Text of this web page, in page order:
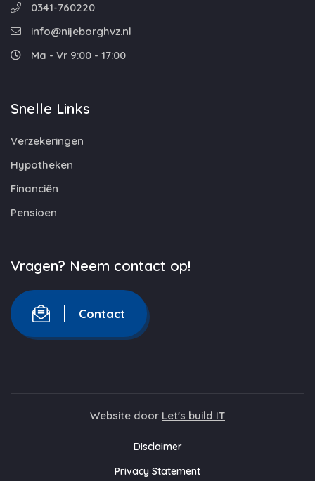
0341-760220
info@nijeborghvz.nl
Ma - Vr 9:00 - 17:00
Snelle Links
Verzekeringen
Hypotheken
Financiën
Pensioen
Vragen? Neem contact op!
Contact
Website door Let's build IT
Disclaimer
Privacy Statement